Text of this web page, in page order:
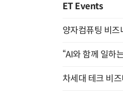
ET Events
양자컴퓨팅 비
“AI와 함께 일하
차세대 테크 비